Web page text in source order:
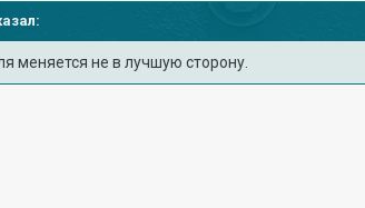
меняется не в лучшую сторону.